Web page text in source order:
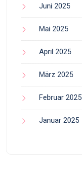
Juni 2025
Mai 2025
April 2025
März 2025
Februar 2025
Januar 2025